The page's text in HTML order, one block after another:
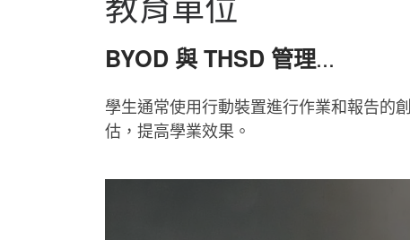
BYOD 與 THSD 管理...
學生通常使用行動裝置進行作業和報告的
估，提高學業效果。